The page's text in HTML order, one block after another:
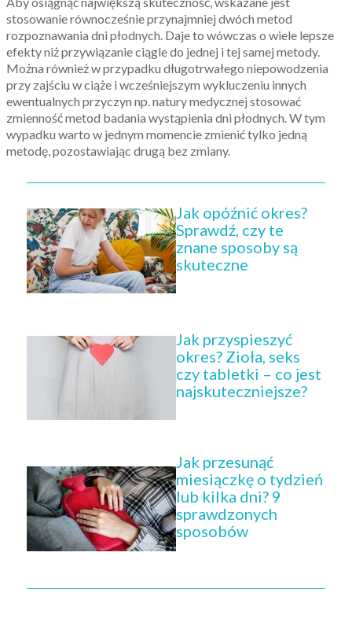
stosowanie równocześnie przynajmniej dwóch metod
rozpoznawania dni płodnych. Daje to wówczas o wiele lepsze
efekty niż przywiązanie ciągle do jednej i tej samej metody.
Można również w przypadku długotrwałego niepowodzenia
przy zajściu w ciąże i wcześniejszym wykluczeniu innych
ewentualnych przyczyn np. natury medycznej stosować
zmienność metod badania wystąpienia dni płodnych. W tym
wypadku warto w jednym momencie zmienić tylko jedną
metodę, pozostawiając drugą bez zmiany.
Jak opóźnić okres?
Sprawdź, czy te
znane sposoby są
skuteczne
Jak przyspieszyć
okres? Zioła, seks
czy tabletki – co jest
najskuteczniejsze?
Jak przesunąć
miesiączkę o tydzień
lub kilka dni? 9
sprawdzonych
sposobów